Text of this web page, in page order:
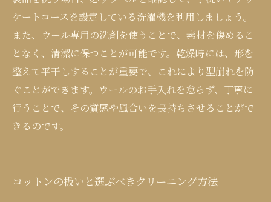
ケートコースを設定している洗濯機を利用しましょう。
また、ウール専用の洗剤を使うことで、素材を傷めるこ
となく、清潔に保つことが可能です。乾燥時には、形を
整えて平干しすることが重要で、これにより型崩れを防
ぐことができます。ウールのお手入れを怠らず、丁寧に
行うことで、その質感や風合いを長持ちさせることがで
きるのです。
コットンの扱いと選ぶべきクリーニング方法